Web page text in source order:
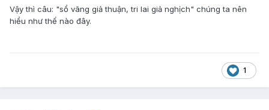
Vậy thì câu: "sổ vãng giả thuận, tri lai giả nghịch" chúng ta nên
hiểu như thế nào đây.
1